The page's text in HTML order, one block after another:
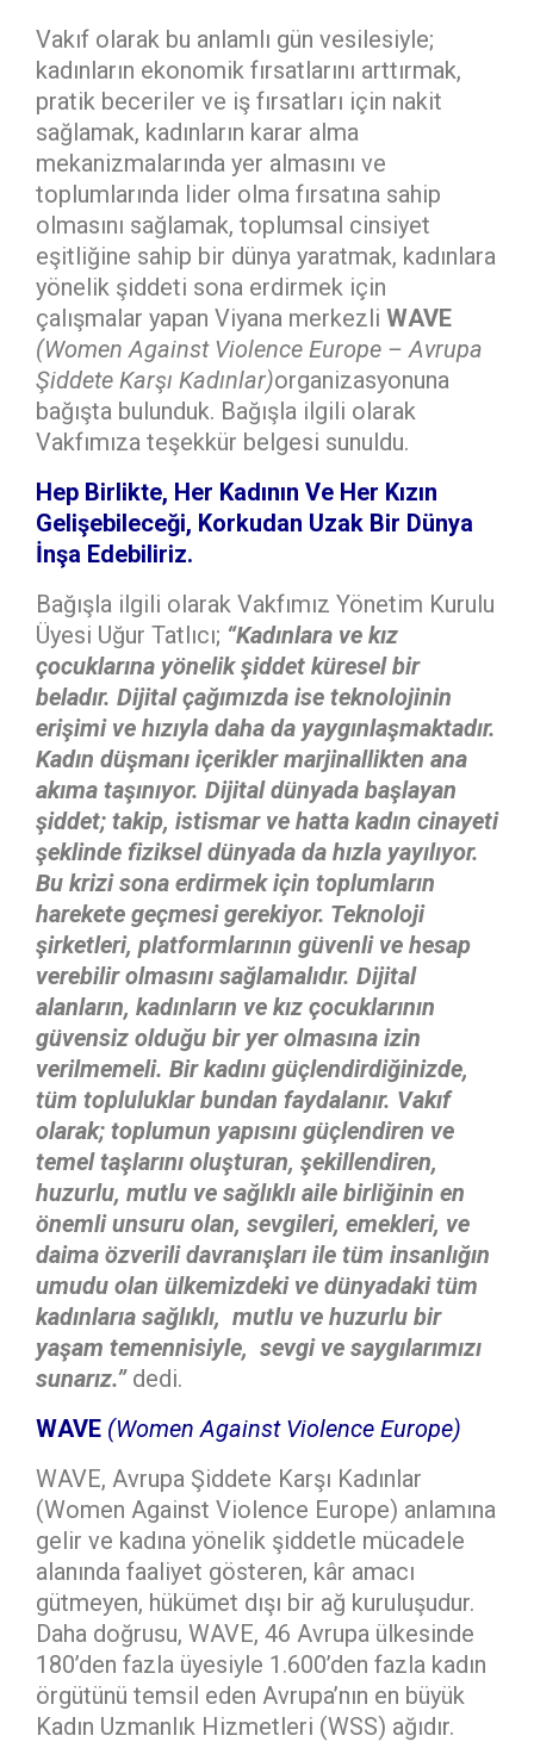
Vakıf olarak bu anlamlı gün vesilesiyle;
kadınların ekonomik fırsatlarını arttırmak,
pratik beceriler ve iş fırsatları için nakit
sağlamak, kadınların karar alma
mekanizmalarında yer almasını ve
toplumlarında lider olma fırsatına sahip
olmasını sağlamak, toplumsal cinsiyet
eşitliğine sahip bir dünya yaratmak, kadınlara
yönelik şiddeti sona erdirmek için
çalışmalar yapan Viyana merkezli WAVE
(Women Against Violence Europe – Avrupa
Şiddete Karşı Kadınlar)organizasyonuna
bağışta bulunduk. Bağışla ilgili olarak
Vakfımıza teşekkür belgesi sunuldu.
Hep Birlikte, Her Kadının Ve Her Kızın
Gelişebileceği, Korkudan Uzak Bir Dünya
İnşa Edebiliriz.
Bağışla ilgili olarak Vakfımız Yönetim Kurulu
Üyesi Uğur Tatlıcı; “Kadınlara ve kız
çocuklarına yönelik şiddet küresel bir
beladır. Dijital çağımızda ise teknolojinin
erişimi ve hızıyla daha da yaygınlaşmaktadır.
Kadın düşmanı içerikler marjinallikten ana
akıma taşınıyor. Dijital dünyada başlayan
şiddet; takip, istismar ve hatta kadın cinayeti
şeklinde fiziksel dünyada da hızla yayılıyor.
Bu krizi sona erdirmek için toplumların
harekete geçmesi gerekiyor. Teknoloji
şirketleri, platformlarının güvenli ve hesap
verebilir olmasını sağlamalıdır. Dijital
alanların, kadınların ve kız çocuklarının
güvensiz olduğu bir yer olmasına izin
verilmemeli. Bir kadını güçlendirdiğinizde,
tüm topluluklar bundan faydalanır. Vakıf
olarak; toplumun yapısını güçlendiren ve
temel taşlarını oluşturan, şekillendiren,
huzurlu, mutlu ve sağlıklı aile birliğinin en
önemli unsuru olan, sevgileri, emekleri, ve
daima özverili davranışları ile tüm insanlığın
umudu olan ülkemizdeki ve dünyadaki tüm
kadınlarıa sağlıklı, mutlu ve huzurlu bir
yaşam temennisiyle, sevgi ve saygılarımızı
sunarız.” dedi.
WAVE (Women Against Violence Europe)
WAVE, Avrupa Şiddete Karşı Kadınlar
(Women Against Violence Europe) anlamına
gelir ve kadına yönelik şiddetle mücadele
alanında faaliyet gösteren, kâr amacı
gütmeyen, hükümet dışı bir ağ kuruluşudur.
Daha doğrusu, WAVE, 46 Avrupa ülkesinde
180’den fazla üyesiyle 1.600’den fazla kadın
örgütünü temsil eden Avrupa’nın en büyük
Kadın Uzmanlık Hizmetleri (WSS) ağıdır.